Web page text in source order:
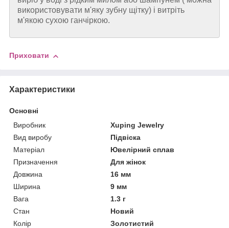
використовувати м'яку зубну щітку) і витріть
м'якою сухою ганчіркою.
Приховати
Характеристики
Основні
Виробник
Xuping Jewelry
Вид виробу
Підвіска
Матеріал
Ювелірний сплав
Призначення
Для жінок
Довжина
16 мм
Ширина
9 мм
Вага
1.3 г
Стан
Новий
Колір
Золотистий